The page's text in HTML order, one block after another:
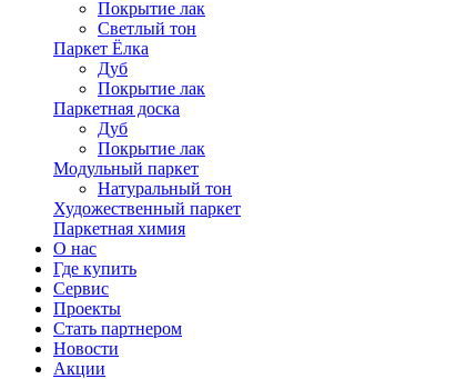
Покрытие лак
Светлый тон
Паркет Ёлка
Дуб
Покрытие лак
Паркетная доска
Дуб
Покрытие лак
Модульный паркет
Натуральный тон
Художественный паркет
Паркетная химия
О нас
Где купить
Сервис
Проекты
Стать партнером
Новости
Акции